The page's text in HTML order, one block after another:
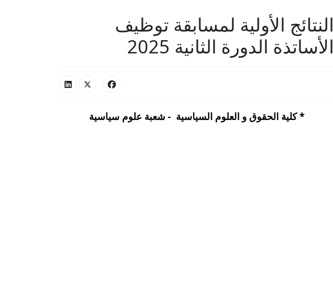
النتائج الأولية لمسابقة توظيف
الأساتذة الدورة الثانية 2025
*كلية الحقوق و العلوم السياسية - شعبة علوم سياسية